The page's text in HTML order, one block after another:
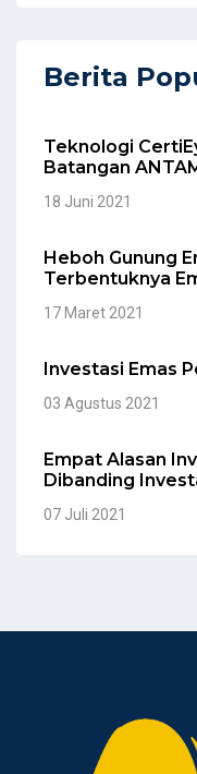
Berita
Teknologi
Batangan
18 Juni 2021
Heboh Gunung
Terbentuknya
17 Maret 2021
Investasi Emas
03 Agustus 2021
Empat Alasan
Dibanding
07 Juli 2021